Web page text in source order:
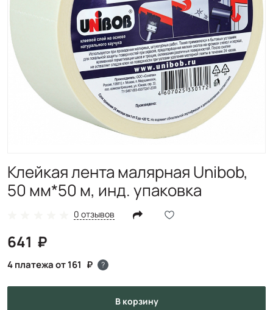
Клейкая лента малярная Unibob,
50 мм*50 м, инд. упаковка
0 отзывов
641
4 платежа от 161 ?
в корзину